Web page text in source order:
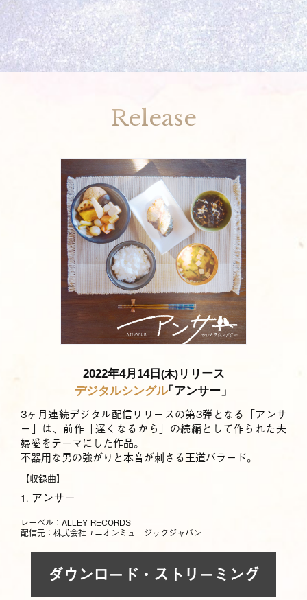
Release
2022年4月14日 (木)リリース
デジタルシングル「アンサー」
3ヶ月連続デジタル配信リリースの第3弾となる「アンサ
ー」は、前作「遅くなるから」の続編として作られた夫
婦愛をテーマにした作品。
不器用な男の強がりと本音が刺さる王道バラード。
【収録曲】
1. アンサー
レーベル：ALLEY RECORDS
配信元：株式会社ユニオンミュージックジャパン
ダウンロード・ストリーミング